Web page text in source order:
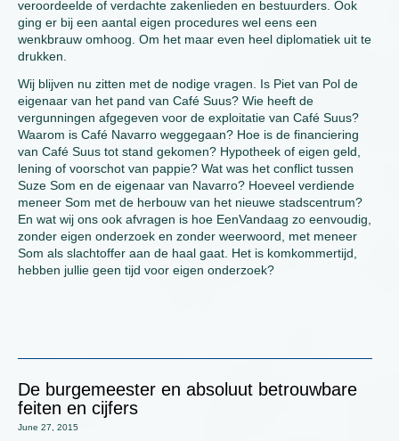
veroordeelde of verdachte zakenlieden en bestuurders. Ook
ging er bij een aantal eigen procedures wel eens een
wenkbrauw omhoog. Om het maar even heel diplomatiek uit te
drukken.
Wij blijven nu zitten met de nodige vragen. Is Piet van Pol de
eigenaar van het pand van Café Suus? Wie heeft de
vergunningen afgegeven voor de exploitatie van Café Suus?
Waarom is Café Navarro weggegaan? Hoe is de financiering
van Café Suus tot stand gekomen? Hypotheek of eigen geld,
lening of voorschot van pappie? Wat was het conflict tussen
Suze Som en de eigenaar van Navarro? Hoeveel verdiende
meneer Som met de herbouw van het nieuwe stadscentrum?
En wat wij ons ook afvragen is hoe EenVandaag zo eenvoudig,
zonder eigen onderzoek en zonder weerwoord, met meneer
Som als slachtoffer aan de haal gaat. Het is komkommertijd,
hebben jullie geen tijd voor eigen onderzoek?
De burgemeester en absoluut betrouwbare
feiten en cijfers
June 27, 2015